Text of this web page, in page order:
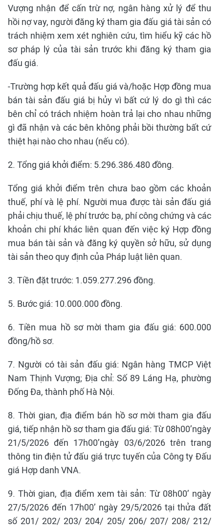
Vượng nhận để cấn trừ nợ, ngân hàng xử lý để thu
hồi nợ vay, người đăng ký tham gia đấu giá tài sản có
trách nhiệm xem xét nghiên cứu, tìm hiểu kỹ các hồ
sơ pháp lý của tài sản trước khi đăng ký tham gia
đấu giá.
-Trường hợp kết quả đấu giá và/hoặc Hợp đồng mua
bán tài sản đấu giá bị hủy vì bất cứ lý do gì thì các
bên chỉ có trách nhiệm hoàn trả lại cho nhau những
gì đã nhận và các bên không phải bồi thường bất cứ
thiệt hại nào cho nhau (nếu có).
2. Tổng giá khởi điểm: 5.296.386.480 đồng.
Tổng giá khởi điểm trên chưa bao gồm các khoản
thuế, phí và lệ phí. Người mua được tài sản đấu giá
phải chịu thuế, lệ phí trước bạ, phí công chứng và các
khoản chi phí khác liên quan đến việc ký Hợp đồng
mua bán tài sản và đăng ký quyền sở hữu, sử dụng
tài sản theo quy định của Pháp luật liên quan.
3. Tiền đặt trước: 1.059.277.296 đồng.
5. Bước giá: 10.000.000 đồng.
6. Tiền mua hồ sơ mời tham gia đấu giá: 600.000
đồng/hồ sơ.
7. Người có tài sản đấu giá: Ngân hàng TMCP Việt
Nam Thịnh Vượng; Địa chỉ: Số 89 Láng Hạ, phường
Đống Đa, thành phố Hà Nội.
8. Thời gian, địa điểm bán hồ sơ mời tham gia đấu
giá, tiếp nhận hồ sơ tham gia đấu giá: Từ 08h00’ngày
21/5/2026 đến 17h00’ngày 03/6/2026 trên trang
thông tin điện tử đấu giá trực tuyến của Công ty Đấu
giá Hợp danh VNA.
9. Thời gian, địa điểm xem tài sản: Từ 08h00’ ngày
27/5/2026 đến 17h00’ ngày 29/5/2026 tại thửa đất
số 201/ 202/ 203/ 204/ 205/ 206/ 207/ 208/ 212/